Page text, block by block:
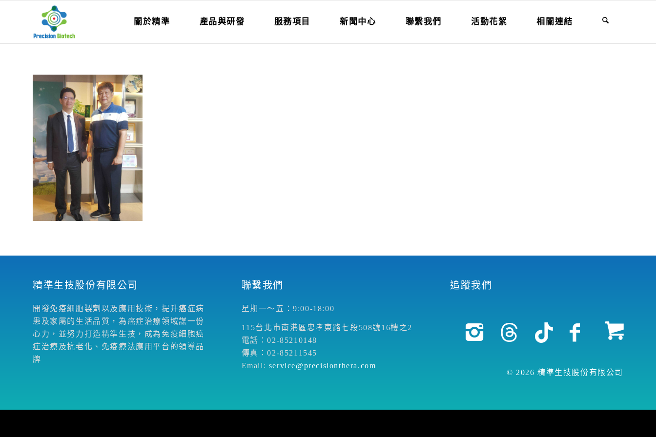
關於精準 產品與研發 服務項目 新聞中心 聯繫我們 活動花絮 相關連結
精準生技股份有限公司
開發免疫細胞製劑以及應用技術，提升癌症病
患及家屬的生活品質，為癌症治療領域謀一份
心力，並努力打造精準生技，成為免疫細胞癌
症治療及抗老化、免疫療法應用平台的領導品
牌
聯繫我們
星期一～五：9:00-18:00
115台北市南港區忠孝東路七段508號16樓之2
電話：02-85210148
傳真：02-85211545
Email: service@precisionthera.com
追蹤我們
© 2026 精準生技股份有限公司